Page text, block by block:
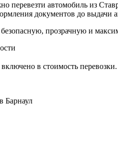
перевезти автомобиль из
документов до выдачи
прозрачную и
в стоимость перевозки.
Барнаул